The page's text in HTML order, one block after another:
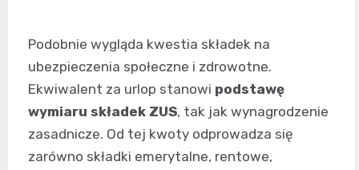
Podobnie wygląda kwestia składek na
ubezpieczenia społeczne i zdrowotne.
Ekwiwalent za urlop stanowi podstawę
wymiaru składek ZUS, tak jak wynagrodzenie
zasadnicze. Od tej kwoty odprowadza się
zarówno składki emerytalne, rentowe,